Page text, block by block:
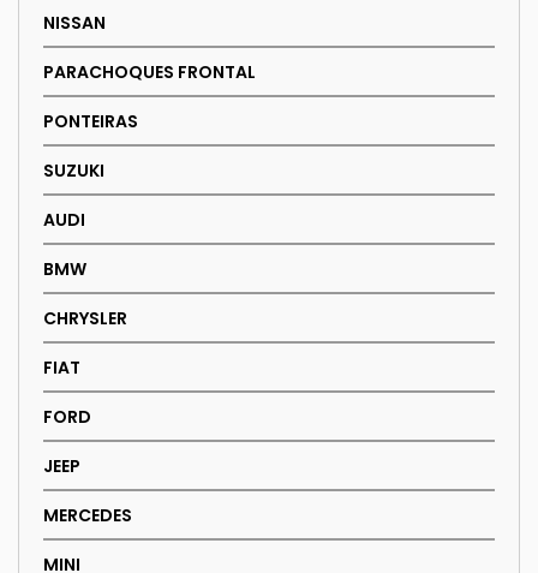
NISSAN
PARACHOQUES FRONTAL
PONTEIRAS
SUZUKI
AUDI
BMW
CHRYSLER
FIAT
FORD
JEEP
MERCEDES
MINI